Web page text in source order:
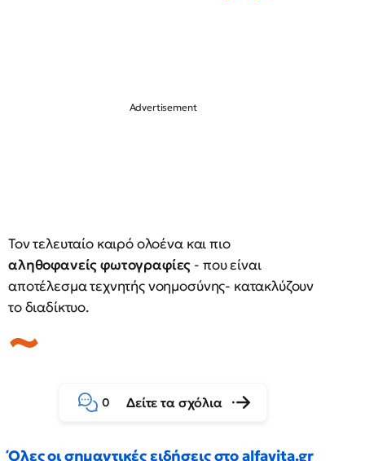
Τον τελευταίο καιρό ολοένα και πιο
αληθοφανείς φωτογραφίες - που είναι
αποτέλεσμα τεχνητής νοημοσύνης- κατακλύζουν
το διαδίκτυο.
0 Δείτε τα σχόλια
Όλες οι σημαντικές ειδήσεις στο alfavita.gr